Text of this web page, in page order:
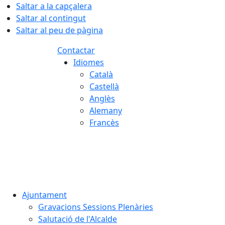
Saltar a la capçalera
Saltar al contingut
Saltar al peu de pàgina
Contactar
Idiomes
Català
Castellà
Anglès
Alemany
Francès
Ajuntament
Gravacions Sessions Plenàries
Salutació de l'Alcalde